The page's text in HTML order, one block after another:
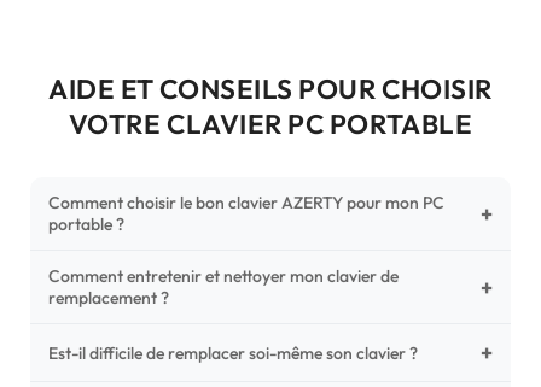
AIDE ET CONSEILS POUR CHOISIR
VOTRE CLAVIER PC PORTABLE
Comment choisir le bon clavier AZERTY pour mon PC
portable ?
+
Pour ne pas vous tromper, vérifiez trois points critiques sur
votre clavier d'origine : la disposition (AZERTY Français), la
photos HD) et l'emplacement des fixations (vis ou clips) au
Comment entretenir et nettoyer mon clavier de
remplacement ?
+
Un entretien régulier prolonge la vie de vos touches.
Est-il difficile de remplacer soi-même son clavier ? +